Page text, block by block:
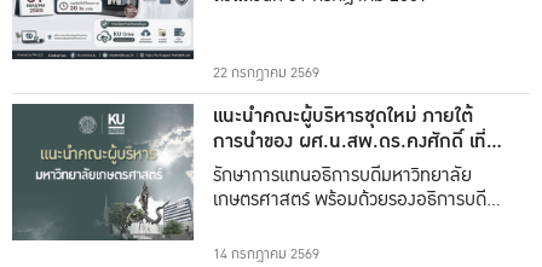
22 กรกฎาคม 2569
แนะนำคณะผู้บริหารชุดใหม่ ภายใต้
การนำของ ผศ.น.สพ.ดร.คงศักดิ์ เที่ยง
ธรรม
รักษาการแทนอธิการบดีมหาวิทยาลัย
เกษตรศาสตร์ พร้อมด้วยรองอธิการบดีทั้ง
14 กรกฎาคม 2569